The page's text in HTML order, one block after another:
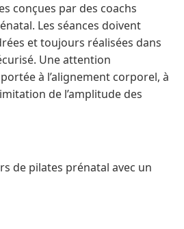
conçues par des coachs
Les séances doivent
et toujours réalisées dans
Une attention
à l’alignement corporel, à
de l’amplitude des
de pilates prénatal avec un